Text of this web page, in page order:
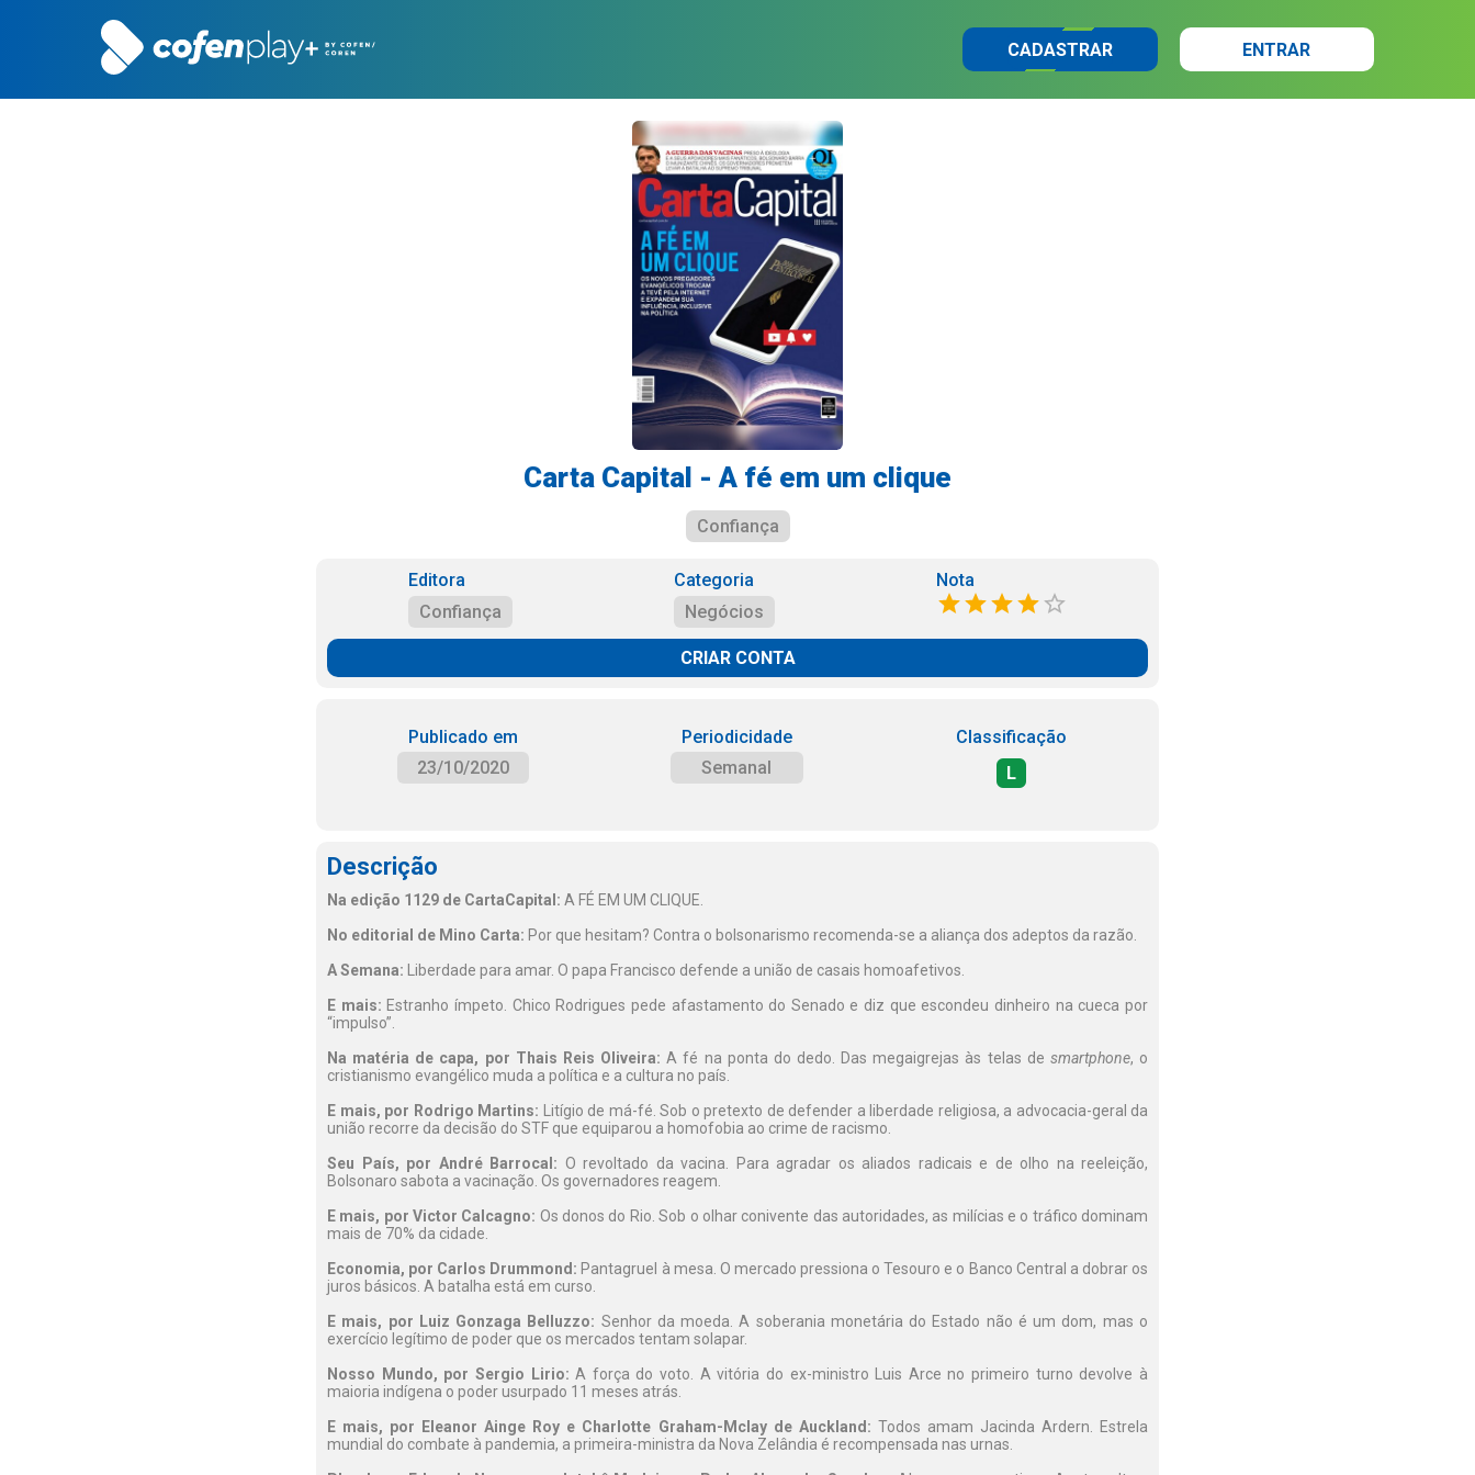
CADASTRAR ENTRAR
Carta Capital - A fé em um clique
Confiança
Editora
Confiança
Categoria
Negócios
Nota
CRIAR CONTA
Publicado em
23/10/2020
Periodicidade
Semanal
Classificação
L
Descrição
Na edição 1129 de CartaCapital: A FÉ EM UM CLIQUE.
No editorial de Mino Carta: Por que hesitam? Contra o bolsonarismo recomenda-se a aliança dos adeptos da razão.
A Semana: Liberdade para amar. O papa Francisco defende a união de casais homoafetivos.
E mais: Estranho ímpeto. Chico Rodrigues pede afastamento do Senado e diz que escondeu dinheiro na cueca por
“impulso”.
Na matéria de capa, por Thais Reis Oliveira: A fé na ponta do dedo. Das megaigrejas às telas de smartphone, o
cristianismo evangélico muda a política e a cultura no país.
E mais, por Rodrigo Martins: Litígio de má-fé. Sob o pretexto de defender a liberdade religiosa, a advocacia-geral da
união recorre da decisão do STF que equiparou a homofobia ao crime de racismo.
Seu País, por André Barrocal: O revoltado da vacina. Para agradar os aliados radicais e de olho na reeleição,
Bolsonaro sabota a vacinação. Os governadores reagem.
E mais, por Victor Calcagno: Os donos do Rio. Sob o olhar conivente das autoridades, as milícias e o tráfico dominam
mais de 70% da cidade.
Economia, por Carlos Drummond: Pantagruel à mesa. O mercado pressiona o Tesouro e o Banco Central a dobrar os
juros básicos. A batalha está em curso.
E mais, por Luiz Gonzaga Belluzzo: Senhor da moeda. A soberania monetária do Estado não é um dom, mas o
exercício legítimo de poder que os mercados tentam solapar.
Nosso Mundo, por Sergio Lirio: A força do voto. A vitória do ex-ministro Luis Arce no primeiro turno devolve à
maioria indígena o poder usurpado 11 meses atrás.
E mais, por Eleanor Ainge Roy e Charlotte Graham-Mclay de Auckland: Todos amam Jacinda Ardern. Estrela
mundial do combate à pandemia, a primeira-ministra da Nova Zelândia é recompensada nas urnas.